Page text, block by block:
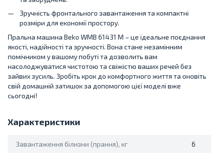
Зручність фронтального завантаження та компактні
розміри для економії простору.
Пральна машина Beko WMB 61431 M – це ідеальне поєднання
якості, надійності та зручності. Вона стане незамінним
помічником у вашому побуті та дозволить вам
насолоджуватися чистотою та свіжістю ваших речей без
зайвих зусиль. Зробіть крок до комфортного життя та оновіть
свій домашній затишок за допомогою цієї моделі вже
сьогодні!
Характеристики
Завантаження білизни (прання), кг 6